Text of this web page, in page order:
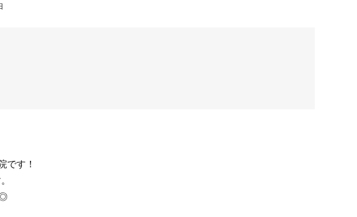
です！
◎